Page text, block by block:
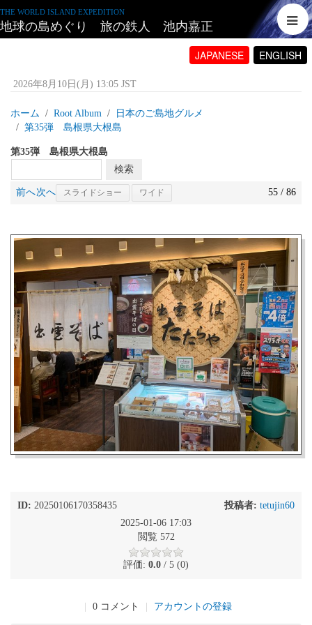
THE WORLD ISLAND EXPEDITION
地球の島めぐり 旅の鉄人 池内嘉正
JAPANESE ENGLISH
2026年8月10日(月) 13:05 JST
ホーム Root Album
日本のご島地グルメ
第35弾 島根県大根島
第35弾 島根県大根島
前へ次へ スライドショー ワイド 55 / 86
ID: 20250106170358435 投稿者: tetujin60
2025-01-06 17:03
閲覧 572
評価: 0.0 / 5 (0)
0 コメント アカウントの登録